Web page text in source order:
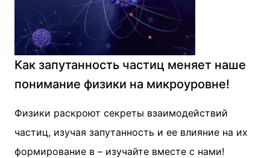
Как запутанность частиц меняет наше
понимание физики на микроуровне!
Физики раскроют секреты взаимодействий
частиц, изучая запутанность и ее влияние на их
формирование в – изучайте вместе с нами!